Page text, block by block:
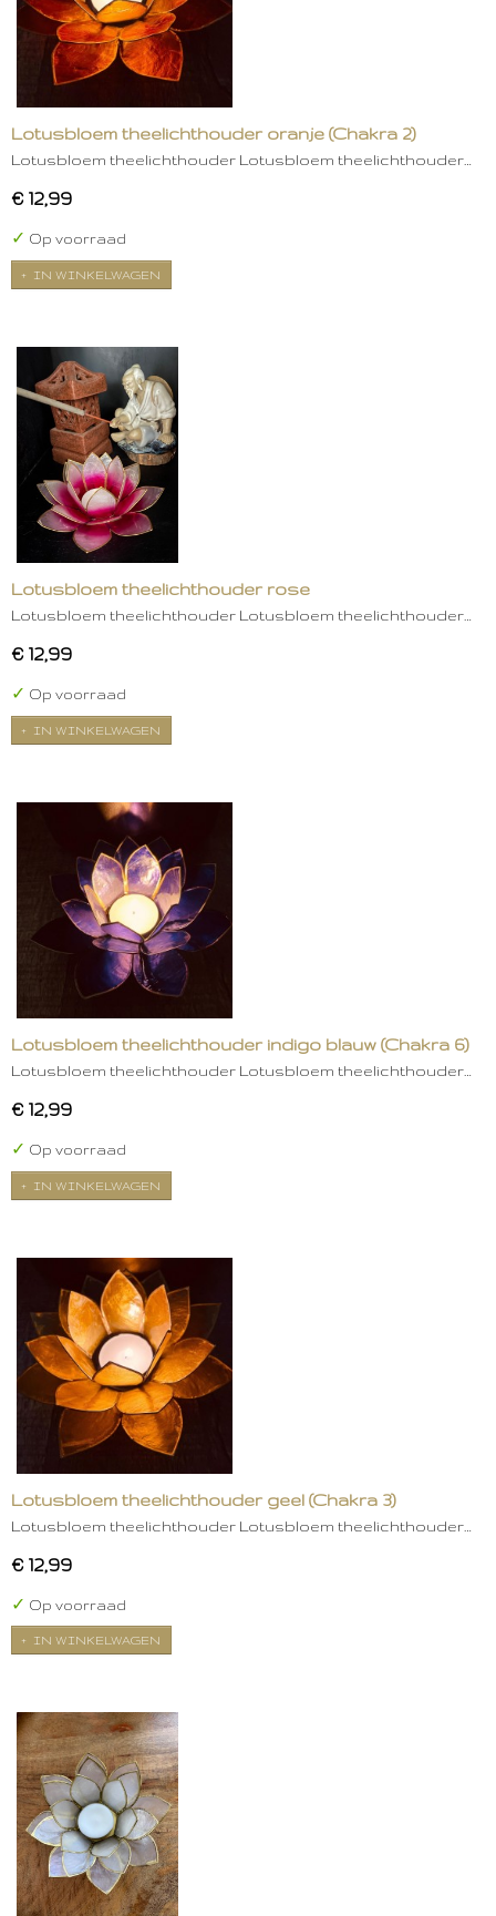
Lotusbloem theelichthouder oranje (Chakra 2)
Lotusbloem theelichthouder Lotusbloem theelichthouder…
€ 12,99
✓ Op voorraad
IN WINKELWAGEN
Lotusbloem theelichthouder rose
Lotusbloem theelichthouder Lotusbloem theelichthouder…
€ 12,99
✓ Op voorraad
IN WINKELWAGEN
Lotusbloem theelichthouder indigo blauw (Chakra 6)
Lotusbloem theelichthouder Lotusbloem theelichthouder…
€ 12,99
✓ Op voorraad
IN WINKELWAGEN
Lotusbloem theelichthouder geel (Chakra 3)
Lotusbloem theelichthouder Lotusbloem theelichthouder…
€ 12,99
✓ Op voorraad
IN WINKELWAGEN